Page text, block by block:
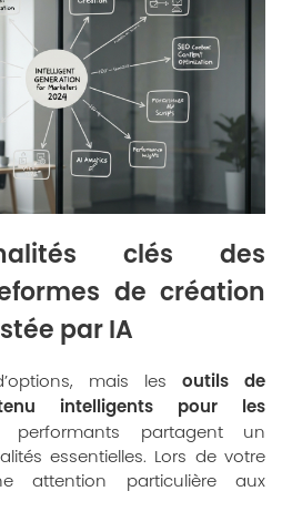
clés des
de création
par IA
mais les outils de
intelligents pour les
partagent un
essentielles. Lors de votre
attention particulière aux